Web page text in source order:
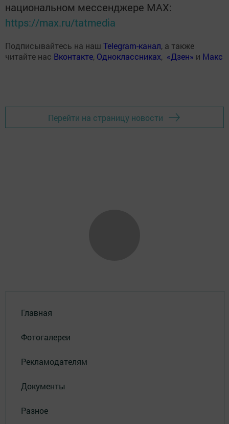
национальном мессенджере MАХ:
https://max.ru/tatmedia
Подписывайтесь на наш Telegram-канал, а также
читайте нас Вконтакте, Одноклассниках, «Дзен» и Макс
Перейти на страницу новости
Главная
Фотогалереи
Рекламодателям
Документы
Разное